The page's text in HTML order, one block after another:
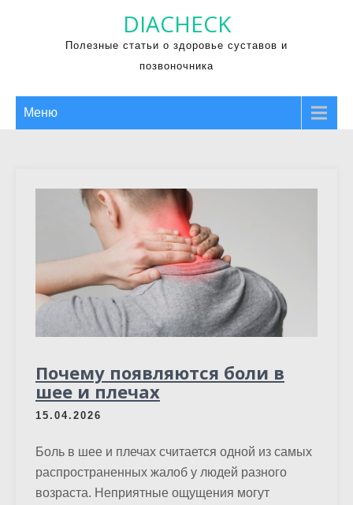
содержимому
DIACHECK
Полезные статьи о здоровье суставов и
позвоночника
Меню
Почему появляются боли в
шее и плечах
15.04.2026
Боль в шее и плечах считается одной из самых
распространенных жалоб у людей разного
возраста. Неприятные ощущения могут